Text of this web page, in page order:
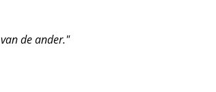
de ander."